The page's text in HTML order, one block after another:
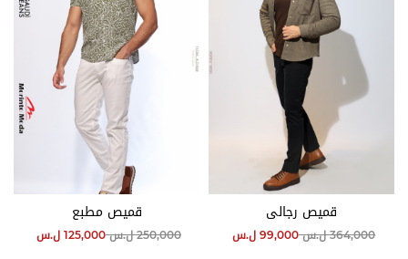
قميص رجالي
364,000ل.س99,000ل.س
قميص مطبع
250,000ل.س125,000ل.س